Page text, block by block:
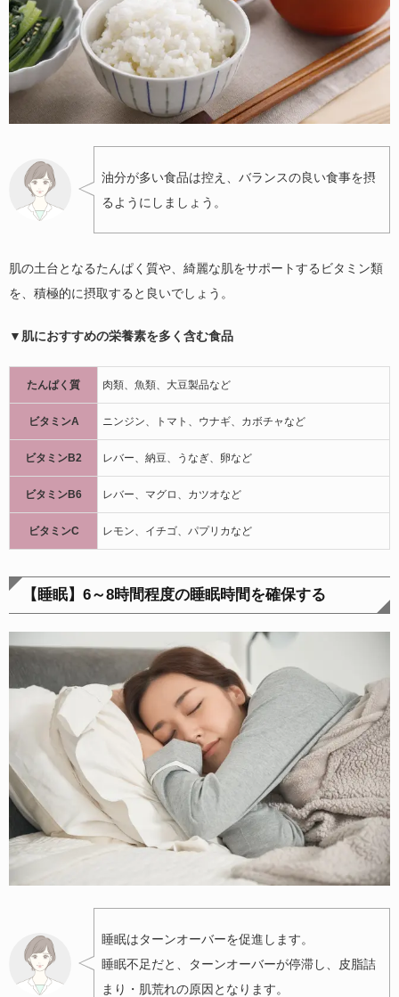
油分が多い食品は控え、バランスの良い食事を摂
るようにしましょう。
肌の土台となるたんぱく質や、綺麗な肌をサポートするビタミン類
を、積極的に摂取すると良いでしょう。
▼肌におすすめの栄養素を多く含む食品
たんぱく質 肉類、魚類、大豆製品など
ビタミンA ニンジン、トマト、ウナギ、カボチャなど
ビタミンB2 レバー、納豆、うなぎ、卵など
ビタミンB6 レバー、マグロ、カツオなど
ビタミンC レモン、イチゴ、パプリカなど
【睡眠】 6～8時間程度の睡眠時間を確保する
睡眠はターンオーバーを促進します。
睡眠不足だと、ターンオーバーが停滞し、皮脂詰
まり・肌荒れの原因となります。